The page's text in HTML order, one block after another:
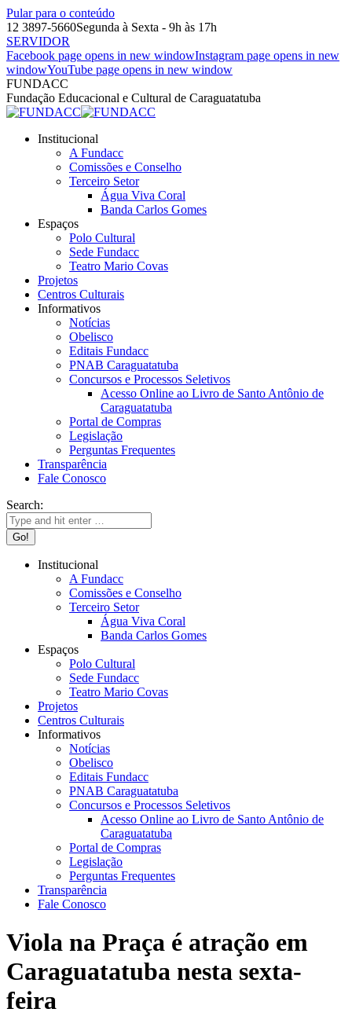
Pular para o conteúdo
12 3897-5660Segunda à Sexta - 9h às 17h
SERVIDOR
Facebook page opens in new windowInstagram page opens in new
windowYouTube page opens in new window
FUNDACC
Fundação Educacional e Cultural de Caraguatatuba
Institucional
A Fundacc
Comissões e Conselho
Terceiro Setor
Água Viva Coral
Banda Carlos Gomes
Espaços
Polo Cultural
Sede Fundacc
Teatro Mario Covas
Projetos
Centros Culturais
Informativos
Notícias
Obelisco
Editais Fundacc
PNAB Caraguatatuba
Concursos e Processos Seletivos
Acesso Online ao Livro de Santo Antônio de
Caraguatatuba
Portal de Compras
Legislação
Perguntas Frequentes
Transparência
Fale Conosco
Search:
Institucional
A Fundacc
Comissões e Conselho
Terceiro Setor
Água Viva Coral
Banda Carlos Gomes
Espaços
Polo Cultural
Sede Fundacc
Teatro Mario Covas
Projetos
Centros Culturais
Informativos
Notícias
Obelisco
Editais Fundacc
PNAB Caraguatatuba
Concursos e Processos Seletivos
Acesso Online ao Livro de Santo Antônio de
Caraguatatuba
Portal de Compras
Legislação
Perguntas Frequentes
Transparência
Fale Conosco
Viola na Praça é atração em
Caraguatatuba nesta sexta-
feira